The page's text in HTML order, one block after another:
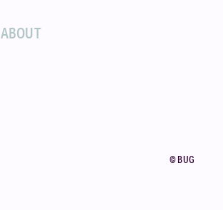
ABOUT